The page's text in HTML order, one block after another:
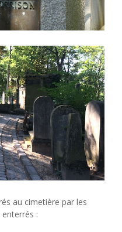
au cimetière par les
: